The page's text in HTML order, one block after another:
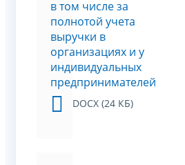
в том числе за
полнотой учета
выручки в
организациях и у
индивидуальных
предпринимателей
DOCX (24 КБ)